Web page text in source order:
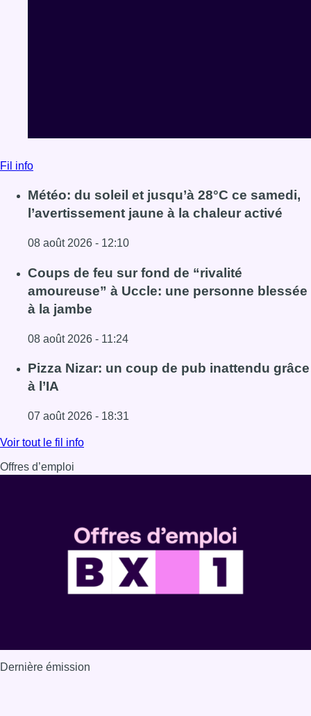
Fil info
Météo: du soleil et jusqu’à 28°C ce samedi,
l’avertissement jaune à la chaleur activé
08 août 2026 - 12:10
Lire l'article Météo: du soleil et jusqu’à 28°C ce samedi,
Coups de feu sur fond de “rivalité
amoureuse” à Uccle: une personne blessée
à la jambe
08 août 2026 - 11:24
Lire l'article Coups de feu sur fond de “rivalité
Pizza Nizar: un coup de pub inattendu grâce
à l’IA
07 août 2026 - 18:31
Lire l'article Pizza Nizar: un coup de pub inattendu grâce
Voir tout le fil info
Offres d’emploi
Dernière émission